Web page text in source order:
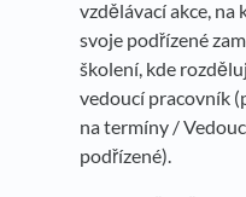
vzdělávací akce,
svoje podřízené
školení, kde
vedoucí pracovník
na termíny /
podřízené).